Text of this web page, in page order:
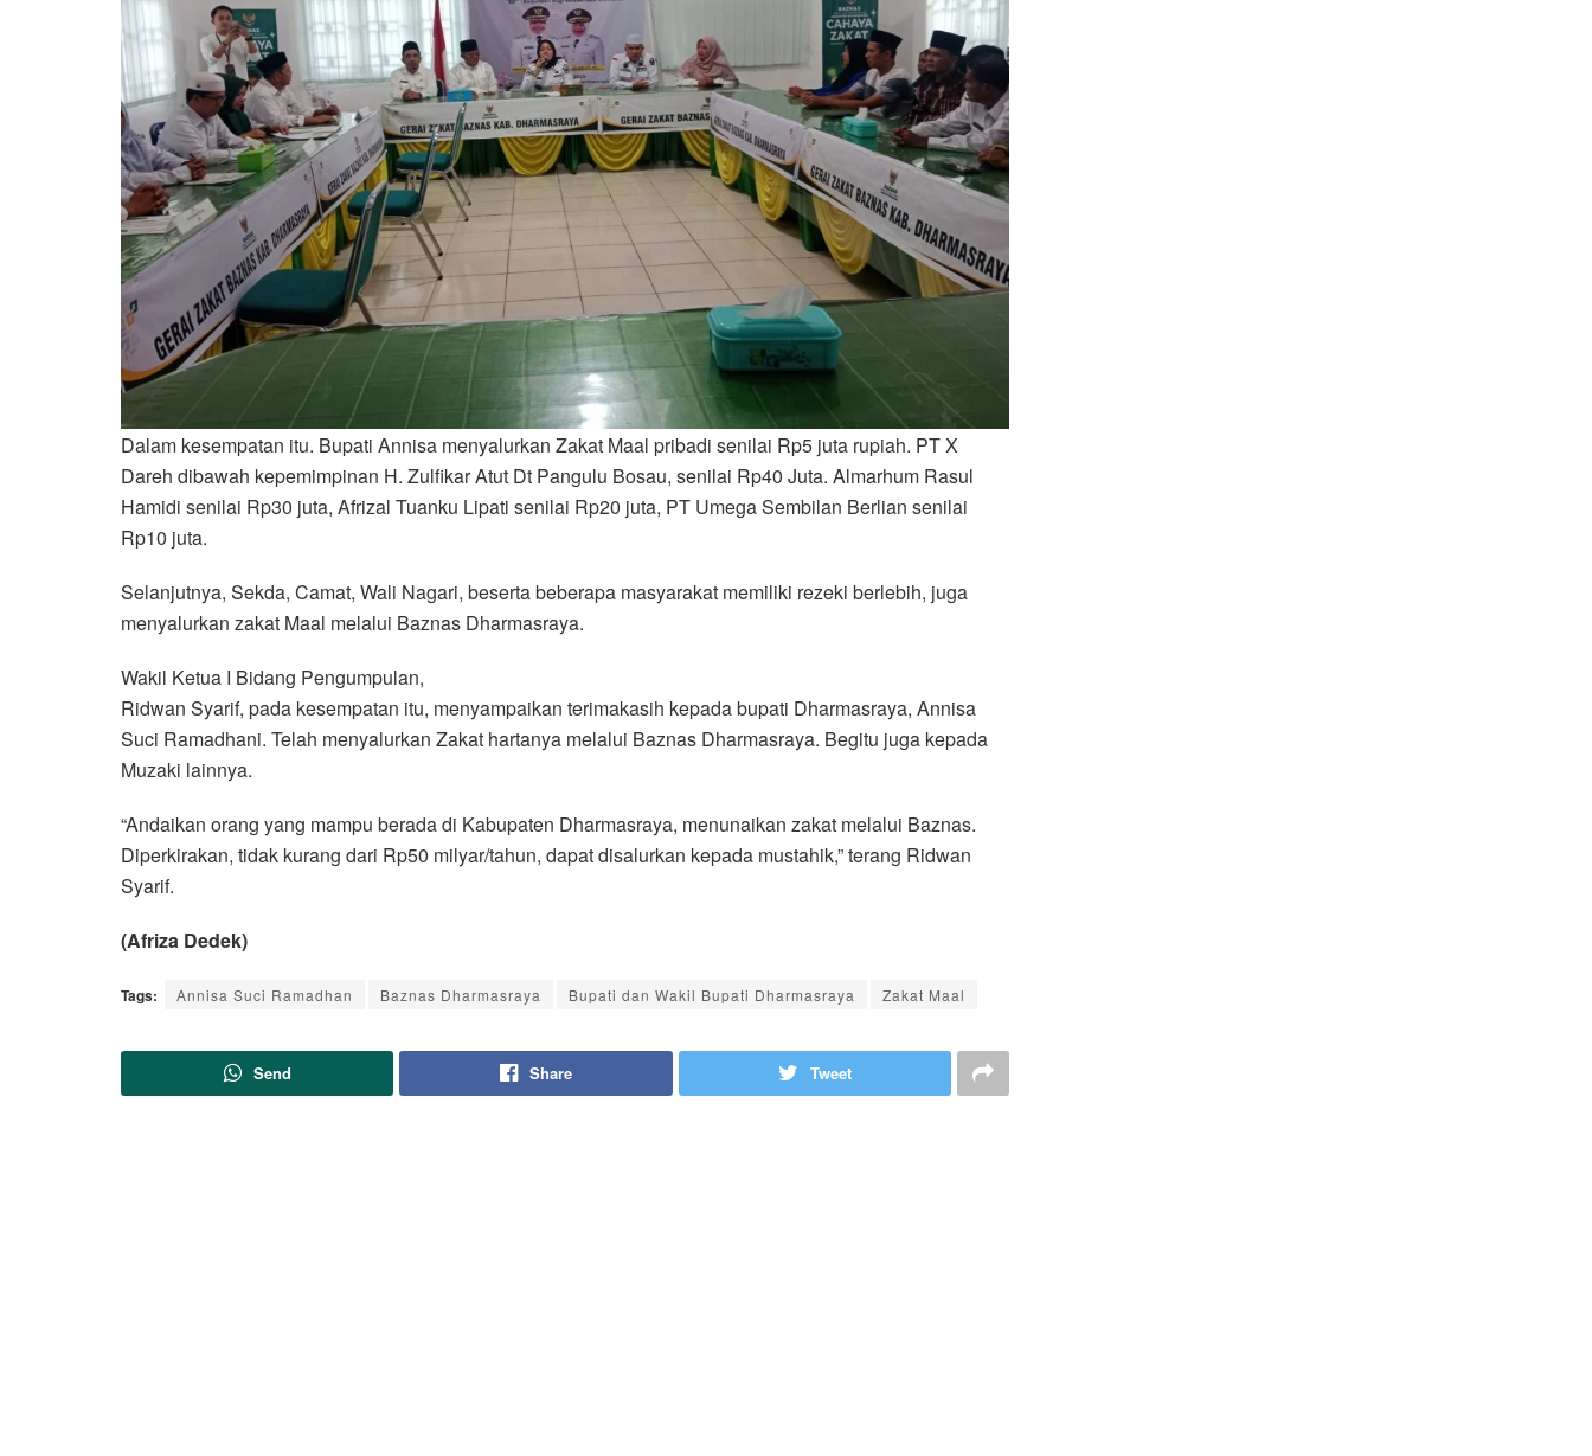
Dalam kesempatan itu. Bupati Annisa menyalurkan Zakat Maal pribadi senilai Rp5 juta rupiah. PT X
Dareh dibawah kepemimpinan H. Zulfikar Atut Dt Pangulu Bosau, senilai Rp40 Juta. Almarhum Rasul
Hamidi senilai Rp30 juta, Afrizal Tuanku Lipati senilai Rp20 juta, PT Umega Sembilan Berlian senilai
Rp10 juta.
Selanjutnya, Sekda, Camat, Wali Nagari, beserta beberapa masyarakat memiliki rezeki berlebih, juga
menyalurkan zakat Maal melalui Baznas Dharmasraya.
Wakil Ketua I Bidang Pengumpulan,
Ridwan Syarif, pada kesempatan itu, menyampaikan terimakasih kepada bupati Dharmasraya, Annisa
Suci Ramadhani. Telah menyalurkan Zakat hartanya melalui Baznas Dharmasraya. Begitu juga kepada
Muzaki lainnya.
“Andaikan orang yang mampu berada di Kabupaten Dharmasraya, menunaikan zakat melalui Baznas.
Diperkirakan, tidak kurang dari Rp50 milyar/tahun, dapat disalurkan kepada mustahik,” terang Ridwan
Syarif.
(Afriza Dedek)
Tags: Annisa Suci Ramadhan Baznas Dharmasraya Bupati dan Wakil Bupati Dharmasraya Zakat Maal
Send Share Tweet